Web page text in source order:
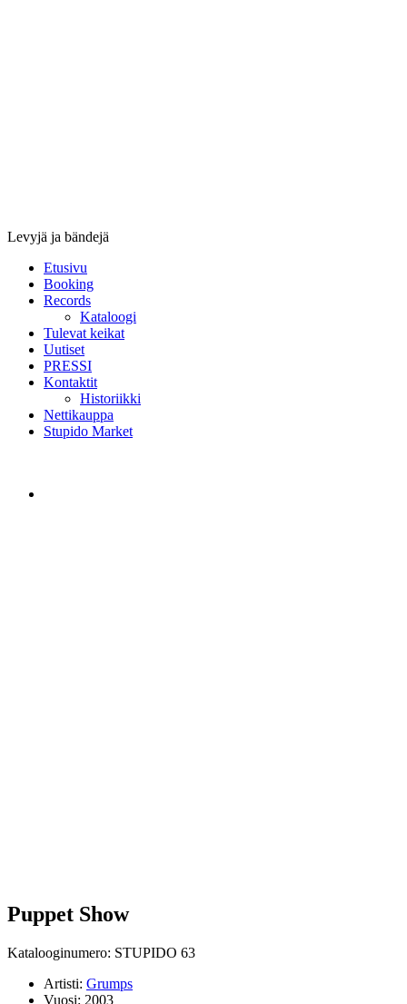
Levyjä ja bändejä
Etusivu
Booking
Records
Kataloogi
Tulevat keikat
Uutiset
PRESSI
Kontaktit
Historiikki
Nettikauppa
Stupido Market
Puppet Show
Katalooginumero: STUPIDO 63
Artisti: Grumps
Vuosi: 2003